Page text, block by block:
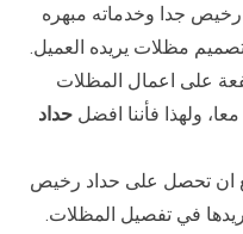
جدا وخدماته مبهره
تصميم مظلات يريده العميل.
على اعمال المظلات
ولهذا فأننا افضل حداد
ان تحصل على حداد رخيص
في تفصيل المظلات.